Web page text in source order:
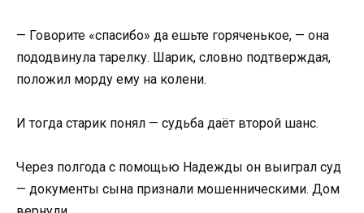
— Говорите «спасибо» да ешьте горяченькое, — она
пододвинула тарелку. Шарик, словно подтверждая,
положил морду ему на колени.
И тогда старик понял — судьба даёт второй шанс.
Через полгода с помощью Надежды он выиграл суд
— документы сына признали мошенническими. Дом